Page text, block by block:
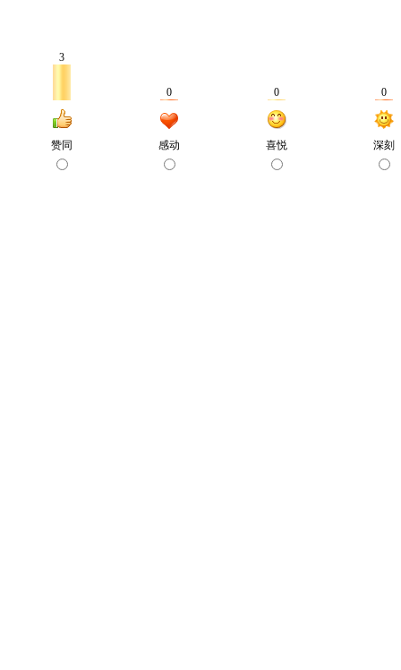
3
赞同
0
感动
0
喜悦
0
深刻